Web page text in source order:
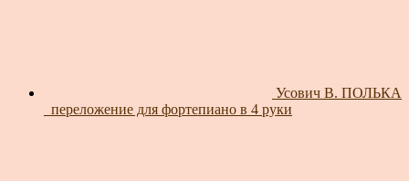
Усович В. ПОЛЬКА
_переложение для фортепиано в 4 руки